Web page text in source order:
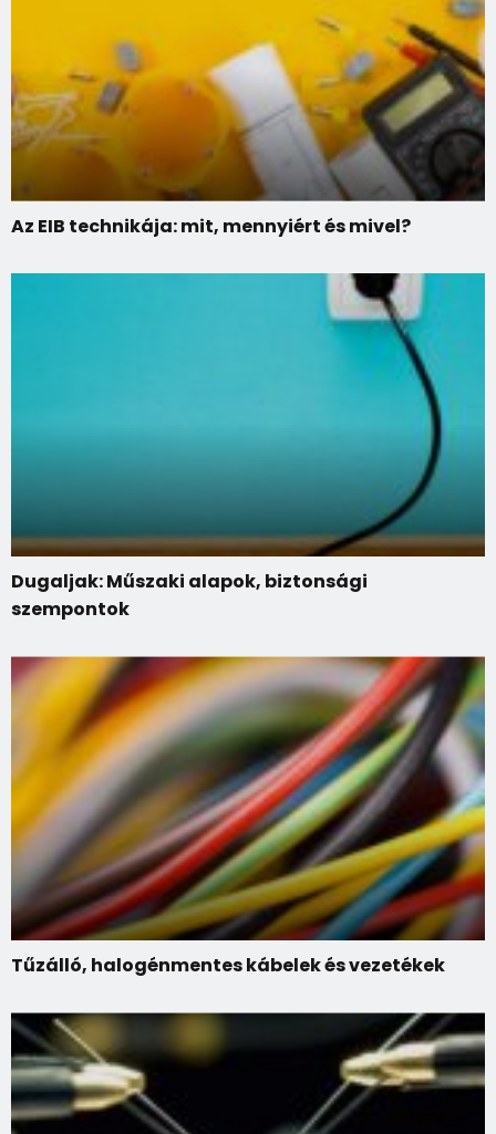
Az EIB technikája: mit, mennyiért és mivel?
Dugaljak: Műszaki alapok, biztonsági
szempontok
Tűzálló, halogénmentes kábelek és vezetékek